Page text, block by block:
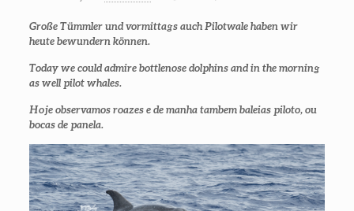
Große Tümmler und vormittags auch Pilotwale haben wir
heute bewundern können.
Today we could admire bottlenose dolphins and in the morning
as well pilot whales.
Hoje observamos roazes e de manha tambem baleias piloto, ou
bocas de panela.